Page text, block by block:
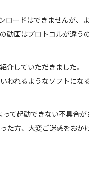
ロードはできませんが、
動画はプロトコルが違う
していただきました。
われるようなソフトに
て起動できない不具合
た方、大変ご迷惑をおか